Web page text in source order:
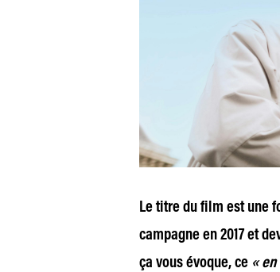
Le titre du film est une
campagne en 2017 et
ça vous évoque, ce «